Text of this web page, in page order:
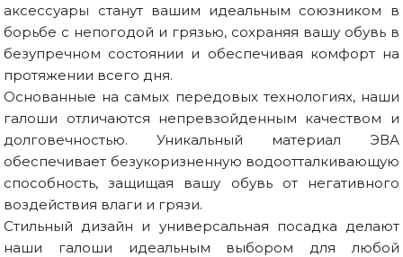
аксессуары станут вашим идеальным союзником в
борьбе с непогодой и грязью, сохраняя вашу обувь в
безупречном состоянии и обеспечивая комфорт на
протяжении всего дня.
Основанные на самых передовых технологиях, наши
галоши отличаются непревзойденным качеством и
долговечностью. Уникальный материал ЭВА
обеспечивает безукоризненную водоотталкивающую
способность, защищая вашу обувь от негативного
воздействия влаги и грязи.
Стильный дизайн и универсальная посадка делают
наши галоши идеальным выбором для любой